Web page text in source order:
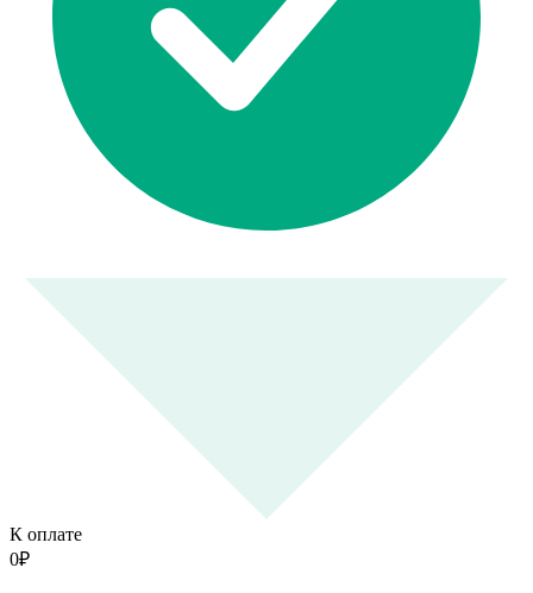
К оплате
0₽